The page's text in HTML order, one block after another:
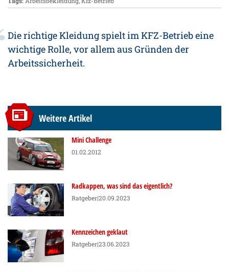
Die richtige Kleidung spielt im KFZ-Betrieb eine
wichtige Rolle, vor allem aus Gründen der
Arbeitssicherheit.
Weitere Artikel
Mini Challenge
01.02.2012
Radkappen, was sind das eigentlich?
Ratgeber|20.09.2023
Kennzeichen geklaut
Ratgeber|23.06.2023